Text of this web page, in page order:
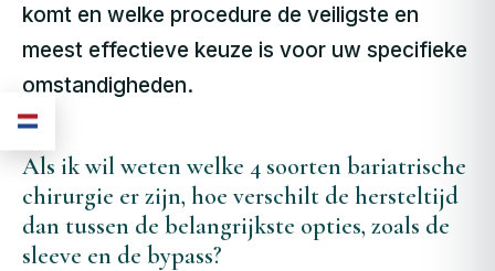
komt en welke procedure de veiligste en
meest effectieve keuze is voor uw specifieke
omstandigheden.
Als ik wil weten welke 4 soorten bariatrische
chirurgie er zijn, hoe verschilt de hersteltijd
dan tussen de belangrijkste opties, zoals de
sleeve en de bypass?